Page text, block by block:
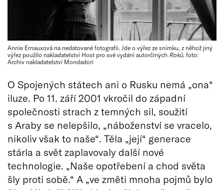
Annie Ernauxová na nedatované fotografii. Jde o výřez ze snímku, z něhož jiný
výřez použilo nakladatelství Host pro své vydání autorčiných Roků, foto:
Archiv nakladatelství Mondadori
O Spojených státech ani o Rusku nemá „ona“
iluze. Po 11. září 2001 vkročil do západní
společnosti strach z temných sil, soužití
s Araby se nelepšilo, „náboženství se vracelo,
nikoliv však to naše“. Těla „její“ generace
stárla a svět zaplavovaly další nové
technologie. „Naše opotřebení a chod světa
šly proti sobě.“ A „ve změti mnoha pojmů bylo